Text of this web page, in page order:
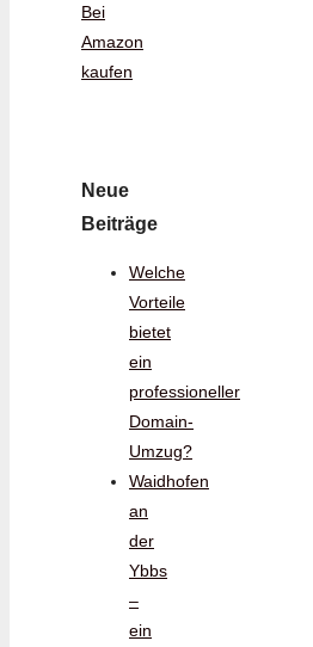
Bei
Amazon
kaufen
Neue
Beiträge
Welche
Vorteile
bietet
ein
professioneller
Domain-
Umzug?
Waidhofen
an
der
Ybbs
–
ein